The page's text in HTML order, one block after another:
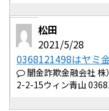
松田
2021/5/28
0368121498はヤミ
闇金詐欺金融会社
2-2-15ウィン青山